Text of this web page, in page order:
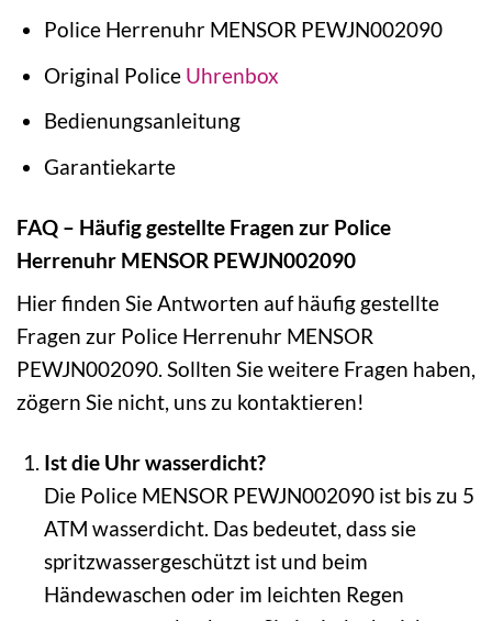
Police Herrenuhr MENSOR PEWJN002090
Original Police Uhrenbox
Bedienungsanleitung
Garantiekarte
FAQ – Häufig gestellte Fragen zur Police
Herrenuhr MENSOR PEWJN002090
Hier finden Sie Antworten auf häufig gestellte
Fragen zur Police Herrenuhr MENSOR
PEWJN002090. Sollten Sie weitere Fragen haben,
zögern Sie nicht, uns zu kontaktieren!
Ist die Uhr wasserdicht?
Die Police MENSOR PEWJN002090 ist bis zu 5
ATM wasserdicht. Das bedeutet, dass sie
spritzwassergeschützt ist und beim
Händewaschen oder im leichten Regen